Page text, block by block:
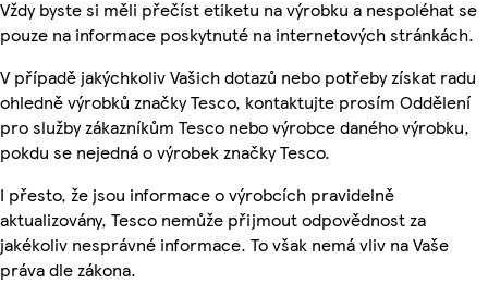
Vždy byste si měli přečíst etiketu na výrobku a nespoléhat se
pouze na informace poskytnuté na internetových stránkách.
V případě jakýchkoliv Vašich dotazů nebo potřeby získat radu
ohledně výrobků značky Tesco, kontaktujte prosím Oddělení
pro služby zákazníkům Tesco nebo výrobce daného výrobku,
pokdu se nejedná o výrobek značky Tesco.
I přesto, že jsou informace o výrobcích pravidelně
aktualizovány, Tesco nemůže přijmout odpovědnost za
jakékoliv nesprávné informace. To však nemá vliv na Vaše
práva dle zákona.